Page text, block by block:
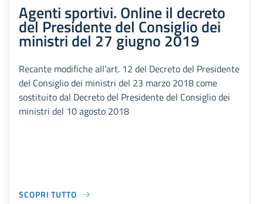
Agenti sportivi. Online il decreto
del Presidente del Consiglio dei
ministri del 27 giugno 2019
Recante modifiche all’art. 12 del Decreto del Presidente
del Consiglio dei ministri del 23 marzo 2018 come
sostituito dal Decreto del Presidente del Consiglio dei
ministri del 10 agosto 2018
SCOPRI TUTTO